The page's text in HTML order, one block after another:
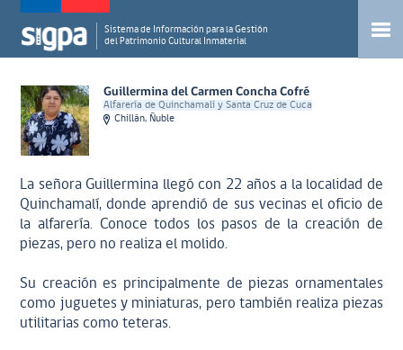
Sistema de Información para la Gestión
del Patrimonio Cultural Inmaterial
Guillermina del Carmen Concha Cofré
Alfarería de Quinchamalí y Santa Cruz de Cuca
Chillán, Ñuble
La señora Guillermina llegó con 22 años a la localidad de
Quinchamalí, donde aprendió de sus vecinas el oficio de
la alfarería. Conoce todos los pasos de la creación de
piezas, pero no realiza el molido.
Su creación es principalmente de piezas ornamentales
como juguetes y miniaturas, pero también realiza piezas
utilitarias como teteras.